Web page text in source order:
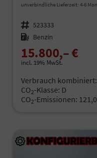
unverbindliche Lieferzeit: 4-6
Fahrzeugnr. 523333
Kraftstoff Benzin
15.800,– €
incl. 19% MwSt.
Verbrauch kombiniert:
CO2-Klasse: D
CO2-Emissionen: